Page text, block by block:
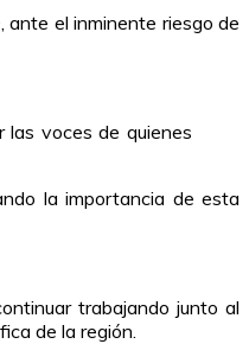
ante el inminente riesgo de
las voces de quienes
la importancia de esta
trabajando junto al
de la región.